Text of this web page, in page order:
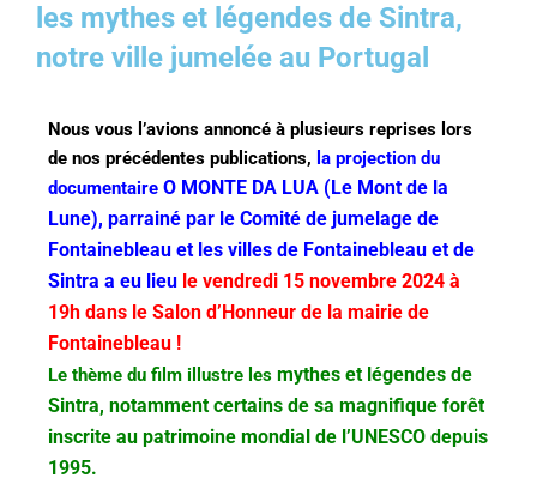
les mythes et légendes de Sintra,
notre ville jumelée au Portugal
Nous vous l’avions annoncé à plusieurs reprises lors
de nos précédentes publications, la projection du
documentaire O MONTE DA LUA (Le Mont de la
Lune), parrainé par le Comité de jumelage de
Fontainebleau et les villes de Fontainebleau et de
Sintra a eu lieu le vendredi 15 novembre 2024 à
19h dans le Salon d’Honneur de la mairie de
Fontainebleau !
Le thème du film illustre les mythes et légendes de
Sintra, notamment certains de sa magnifique forêt
inscrite au patrimoine mondial de l’UNESCO depuis
1995.